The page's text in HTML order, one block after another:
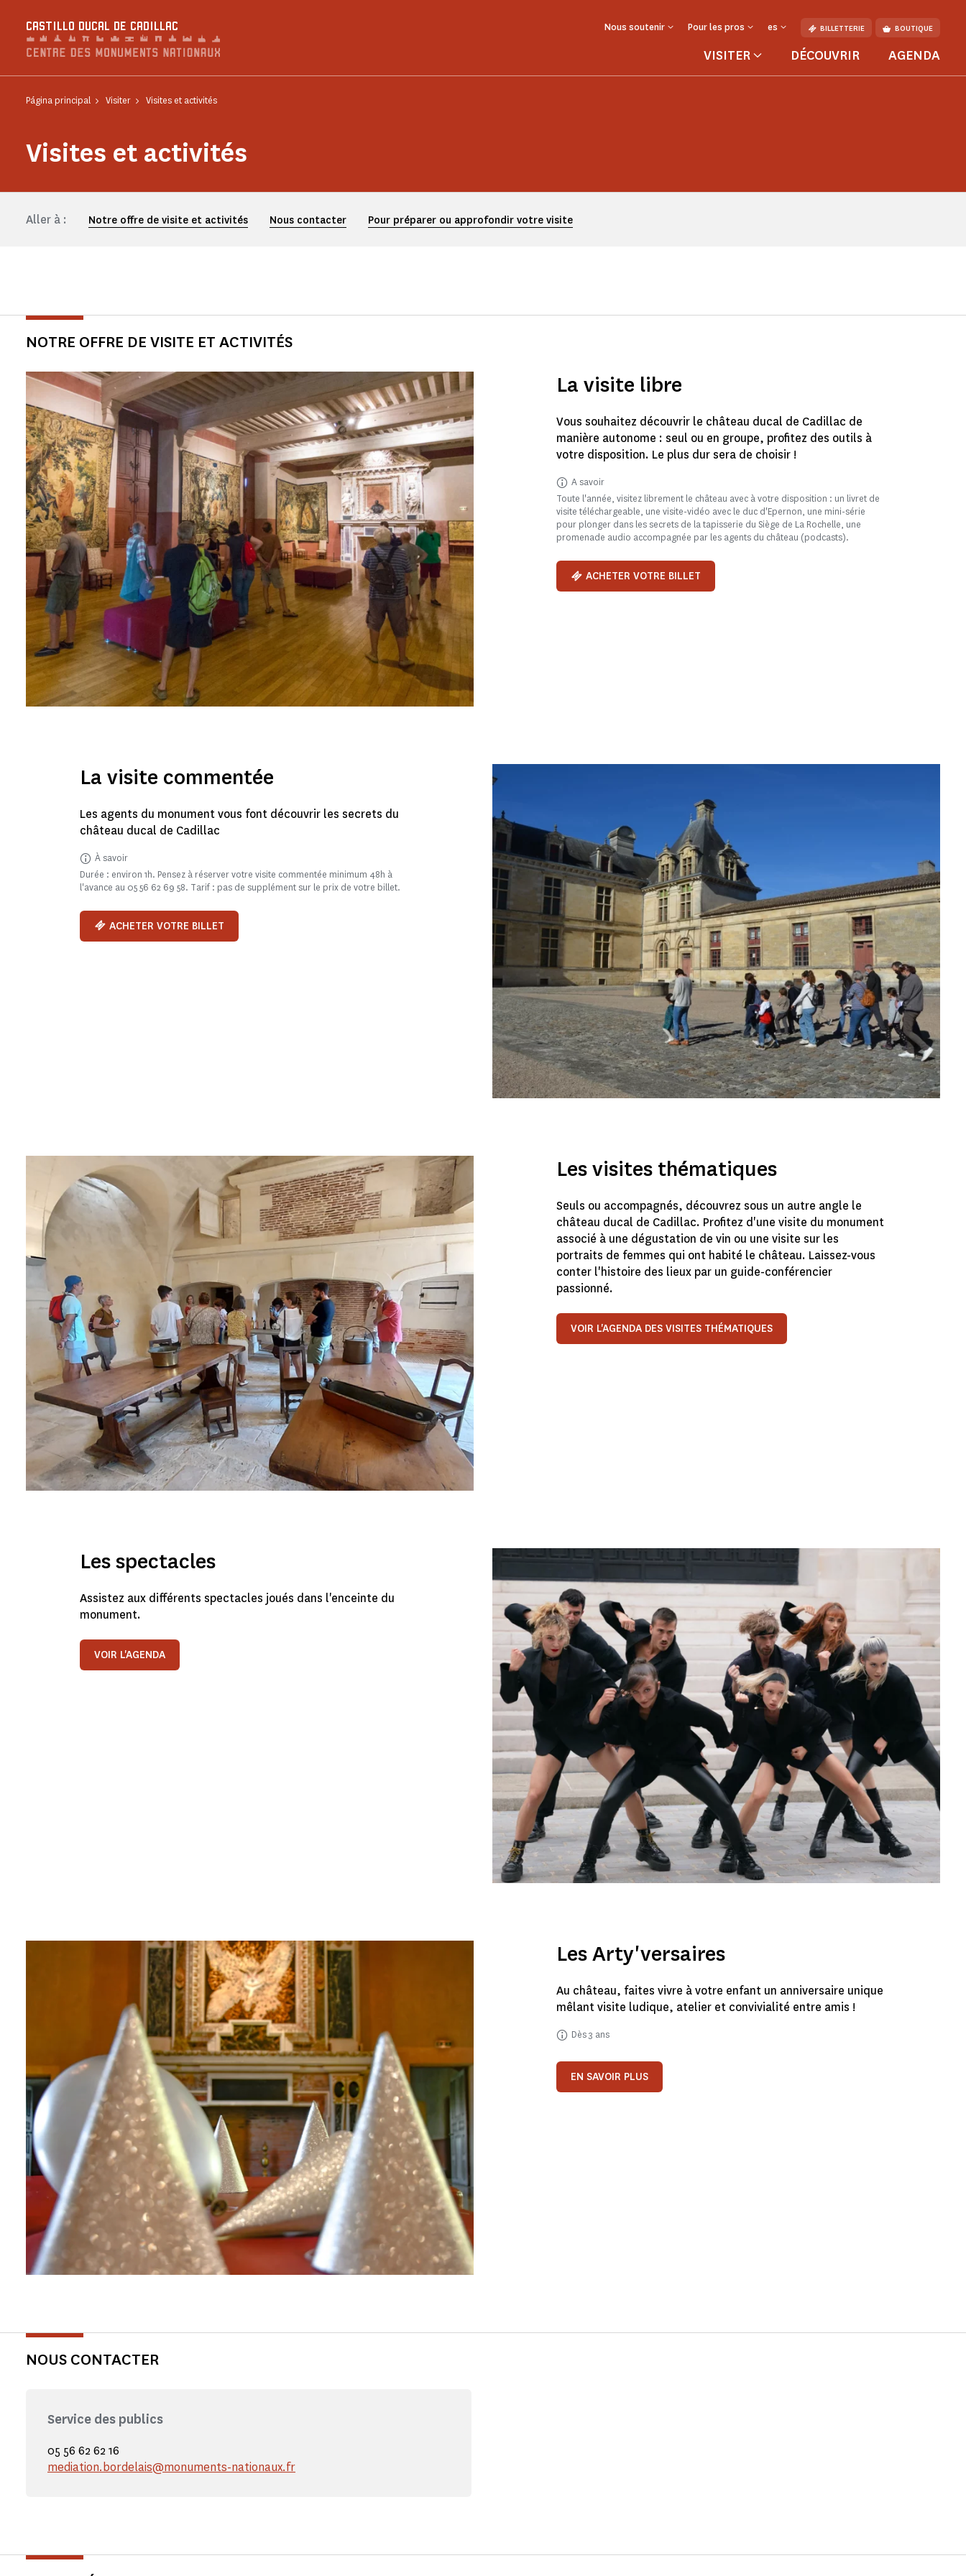
CASTILLO DUCAL DE CADILLAC Nous soutenir Pour les pros es BILLETTERIE BOUTIQUE
VISITER DÉCOUVRIR AGENDA
Página principal Visiter Visites et activités
Visites et activités
Aller à : Notre offre de visite et activités Nous contacter Pour préparer ou approfondir votre visite
NOTRE OFFRE DE VISITE ET ACTIVITÉS
La visite libre
Vous souhaitez découvrir le château ducal de Cadillac de
manière autonome : seul ou en groupe, profitez des outils à
votre disposition. Le plus dur sera de choisir !
A savoir
Toute l'année, visitez librement le château avec à votre disposition : un livret de
visite téléchargeable, une visite-vidéo avec le duc d'Epernon, une mini-série
pour plonger dans les secrets de la tapisserie du Siège de La Rochelle, une
promenade audio accompagnée par les agents du château (podcasts).
ACHETER VOTRE BILLET
La visite commentée
Les agents du monument vous font découvrir les secrets du
château ducal de Cadillac
À savoir
Durée : environ 1h. Pensez à réserver votre visite commentée minimum 48h à
l'avance au 05 56 62 69 58. Tarif : pas de supplément sur le prix de votre billet.
ACHETER VOTRE BILLET
Les visites thématiques
Seuls ou accompagnés, découvrez sous un autre angle le
château ducal de Cadillac. Profitez d'une visite du monument
associé à une dégustation de vin ou une visite sur les
portraits de femmes qui ont habité le château. Laissez-vous
conter l'histoire des lieux par un guide-conférencier
passionné.
VOIR L'AGENDA DES VISITES THÉMATIQUES
Les spectacles
Assistez aux différents spectacles joués dans l'enceinte du
monument.
VOIR L'AGENDA
Les Arty'versaires
Au château, faites vivre à votre enfant un anniversaire unique
mêlant visite ludique, atelier et convivialité entre amis !
Dès 3 ans
EN SAVOIR PLUS
NOUS CONTACTER
Service des publics
05 56 62 62 16
mediation.bordelais@monuments-nationaux.fr